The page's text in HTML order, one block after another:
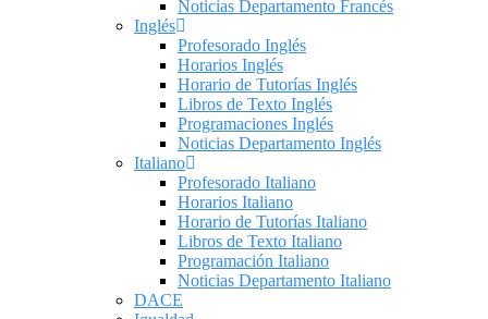
Noticias Departamento Francés
Inglés
Profesorado Inglés
Horarios Inglés
Horario de Tutorías Inglés
Libros de Texto Inglés
Programaciones Inglés
Noticias Departamento Inglés
Italiano
Profesorado Italiano
Horarios Italiano
Horario de Tutorías Italiano
Libros de Texto Italiano
Programación Italiano
Noticias Departamento Italiano
DACE